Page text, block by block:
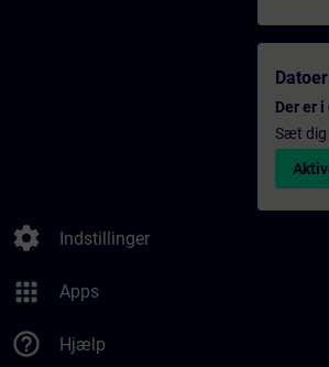
settings Indstillinger
apps Apps
help_outline Hjælp
Der er
Sæt dig